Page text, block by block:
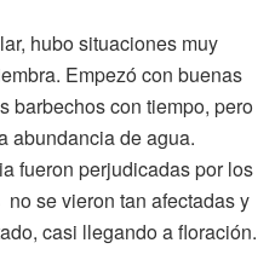
hubo situaciones muy
Empezó con buenas
barbechos con tiempo, pero
abundancia de agua.
fueron perjudicadas por los
se vieron tan afectadas y
casi llegando a floración.